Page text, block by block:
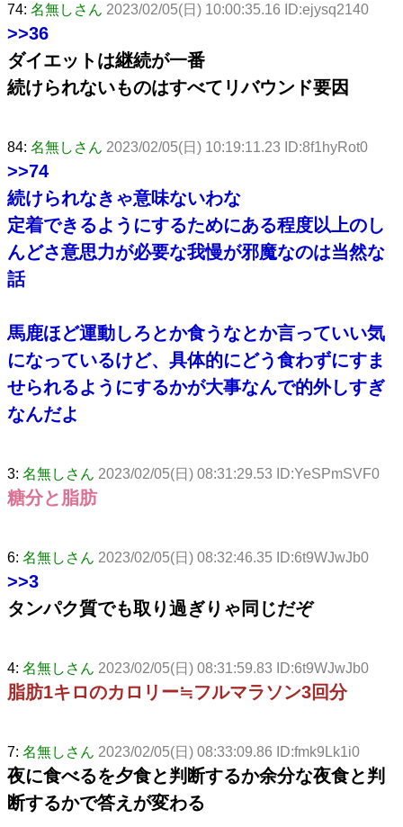
74: 名無しさん 2023/02/05(日) 10:00:35.16 ID:ejysq2140
>>36
ダイエットは継続が一番
続けられないものはすべてリバウンド要因
84: 名無しさん 2023/02/05(日) 10:19:11.23 ID:8f1hyRot0
>>74
続けられなきゃ意味ないわな
定着できるようにするためにある程度以上のし
んどさ意思力が必要な我慢が邪魔なのは当然な
話
馬鹿ほど運動しろとか食うなとか言っていい気
になっているけど、具体的にどう食わずにすま
せられるようにするかが大事なんで的外しすぎ
なんだよ
3: 名無しさん 2023/02/05(日) 08:31:29.53 ID:YeSPmSVF0
糖分と脂肪
6: 名無しさん 2023/02/05(日) 08:32:46.35 ID:6t9WJwJb0
>>3
タンパク質でも取り過ぎりゃ同じだぞ
4: 名無しさん 2023/02/05(日) 08:31:59.83 ID:6t9WJwJb0
脂肪1キロのカロリー≒フルマラソン3回分
7: 名無しさん 2023/02/05(日) 08:33:09.86 ID:fmk9Lk1i0
夜に食べるを夕食と判断するか余分な夜食と判
断するかで答えが変わる